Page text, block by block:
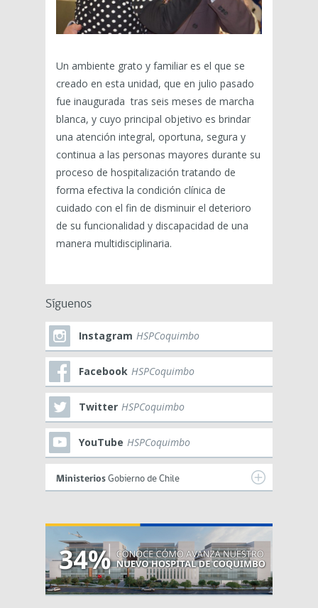
Un ambiente grato y familiar es el que se
creado en esta unidad, que en julio pasado
fue inaugurada tras seis meses de marcha
blanca, y cuyo principal objetivo es brindar
una atención integral, oportuna, segura y
continua a las personas mayores durante su
proceso de hospitalización tratando de
forma efectiva la condición clínica de
cuidado con el fin de disminuir el deterioro
de su funcionalidad y discapacidad de una
manera multidisciplinaria.
Síguenos
Instagram HSPCoquimbo
Facebook HSPCoquimbo
Twitter HSPCoquimbo
YouTube HSPCoquimbo
Ministerios Gobierno de Chile